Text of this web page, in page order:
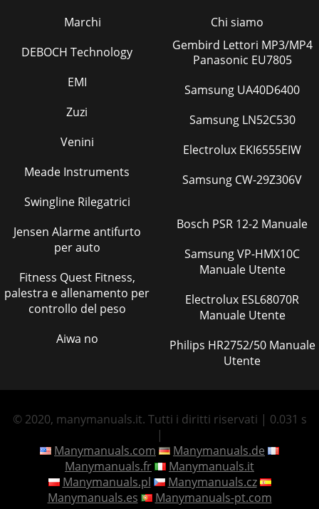
Marchi
Chi siamo
DEBOCH Technology
EMI
Zuzi
Venini
Meade Instruments
Swingline Rilegatrici
Jensen Alarme antifurto
per auto
Fitness Quest Fitness,
palestra e allenamento per
controllo del peso
Aiwa no
Gembird Lettori MP3/MP4
Panasonic EU7805
Samsung UA40D6400
Samsung LN52C530
Electrolux EKI6555EIW
Samsung CW-29Z306V
Bosch PSR 12-2 Manuale
Samsung VP-HMX10C
Manuale Utente
Electrolux ESL68070R
Manuale Utente
Philips HR2752/50 Manuale
Utente
© 2020, manymanuals.it. Tutti i diritti riservati | 0.031 s
|
Manymanuals.com
Manymanuals.de
Manymanuals.fr
Manymanuals.it
Manymanuals.pl
Manymanuals.cz
Manymanuals.es
Manymanuals-pt.com